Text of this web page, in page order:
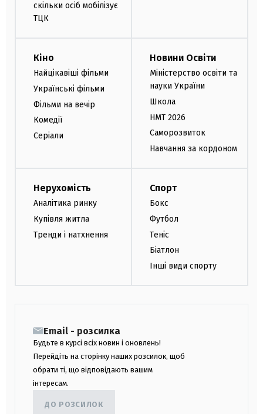
скільки осіб мобілізує
ТЦК
Кіно
Найцікавіші фільми
Українські фільми
Фільми на вечір
Комедії
Серіали
Новини Освіти
Міністерство освіти та
науки України
Школа
НМТ 2026
Саморозвиток
Навчання за кордоном
Нерухомість
Аналітика ринку
Купівля житла
Тренди і натхнення
Спорт
Бокс
Футбол
Теніс
Біатлон
Інші види спорту
Email - розсилка
Будьте в курсі всіх новин і оновлень!
Перейдіть на сторінку наших розсилок, щоб
обрати ті, що відповідають вашим
інтересам.
ДО РОЗСИЛОК